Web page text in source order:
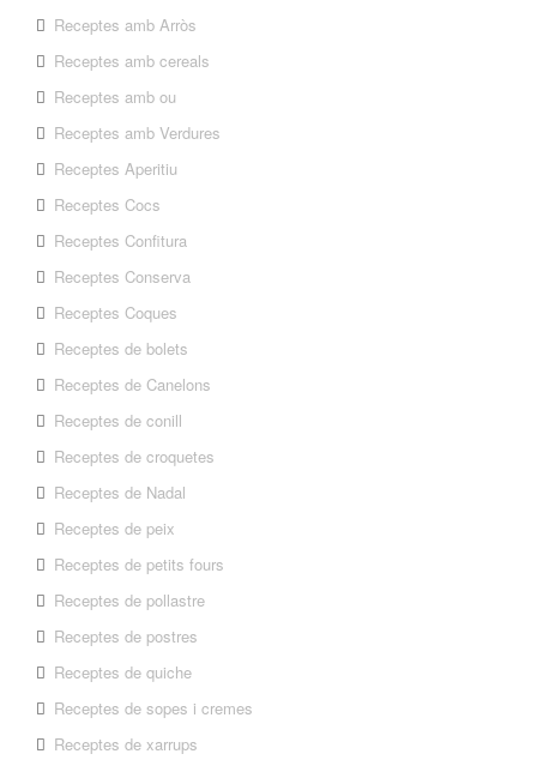
Receptes amb Arròs
Receptes amb cereals
Receptes amb ou
Receptes amb Verdures
Receptes Aperitiu
Receptes Cocs
Receptes Confitura
Receptes Conserva
Receptes Coques
Receptes de bolets
Receptes de Canelons
Receptes de conill
Receptes de croquetes
Receptes de Nadal
Receptes de peix
Receptes de petits fours
Receptes de pollastre
Receptes de postres
Receptes de quiche
Receptes de sopes i cremes
Receptes de xarrups